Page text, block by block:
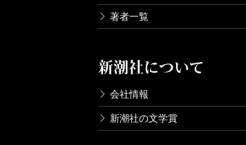
著者一覧
新潮社について
会社情報
新潮社の文学賞